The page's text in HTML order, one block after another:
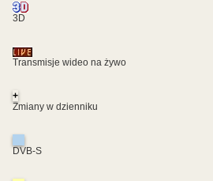
3D
Transmisje wideo na żywo
+
Zmiany w dzienniku
DVB-S